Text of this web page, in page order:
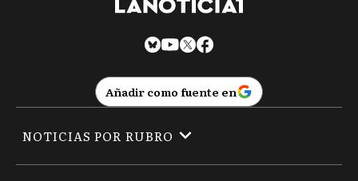
Añadir como fuente en
NOTICIAS POR RUBRO